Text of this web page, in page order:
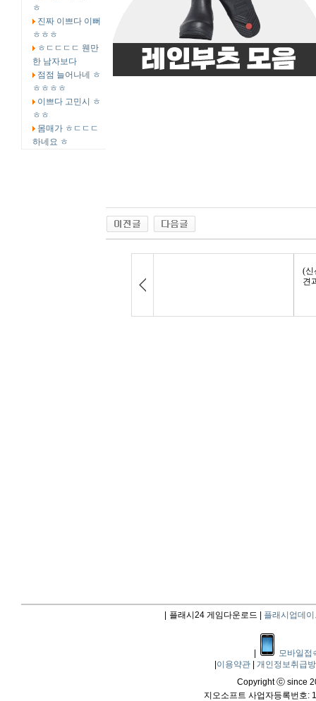
ㅎ
진짜 이쁘다 이뻐
ㅎㅎㅎ
ㅎㄷㄷㄷㄷ 웬만
한 남자보다
점점 늘어나네 ㅎ
ㅎㅎㅎㅎ
이쁘다 고민시 ㅎ
ㅎㅎ
몸매가 ㅎㄷㄷㄷ
하네요 ㅎ
플래시24 게임다운로드 | 플래시업데이
모바일접
이용약관
개인정보취급
Copyright ⓒ since
지오소프트 사업자등록번호: